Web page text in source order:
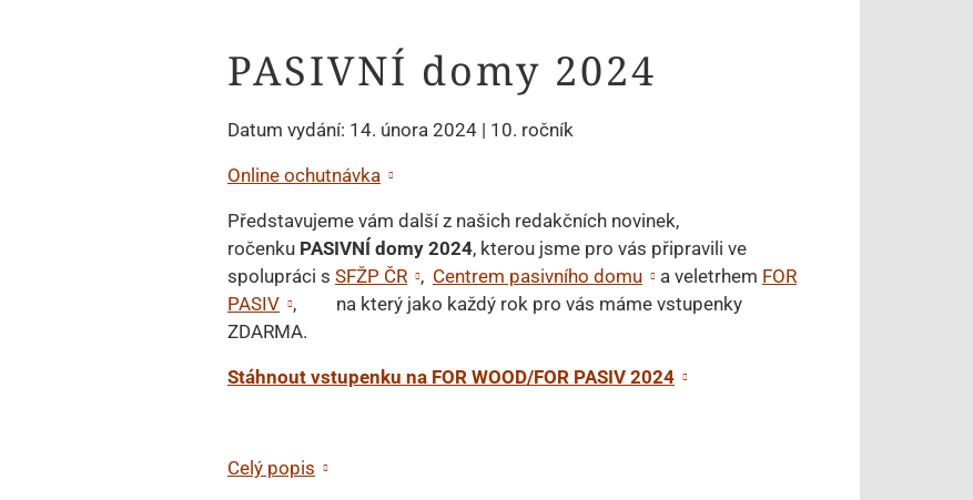
PASIVNÍ domy 2024
Datum vydání: 14. února 2024 | 10. ročník
Online ochutnávka
Představujeme vám další z našich redakčních novinek,
ročenku PASIVNÍ domy 2024, kterou jsme pro vás připravili ve
spolupráci s SFŽP ČR , Centrem pasivního domu a veletrhem FOR
PASIV
, na který jako každý rok pro vás máme vstupenky
ZDARMA.
Stáhnout vstupenku na FOR WOOD/FOR PASIV 2024
Celý popis